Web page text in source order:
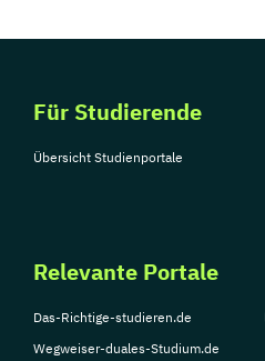
Für Studierende
Übersicht Studienportale
Relevante Portale
Das-Richtige-studieren.de
Wegweiser-duales-Studium.de